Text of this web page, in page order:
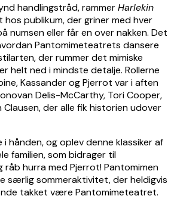
handlingstråd, rammerHarlekin
hos publikum, der griner med hver
numsen eller får en over nakken. Det
Pantomimeteatrets dansere
der rummer det mimiske
helt ned i mindste detalje. Rollerne
Kassander og Pjerrot var i aften
Delis-McCarthy, Tori Cooper,
Clausen, der alle fik historien udover
i hånden, og oplev denne klassiker af
familien, som bidrager til
hurra med Pjerrot! Pantomimen
særlig sommeraktivitet, der heldigvis
takket være Pantomimeteatret.